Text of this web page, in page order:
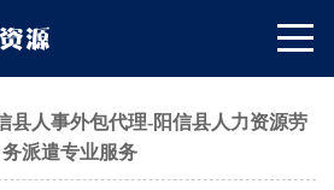
县人事外包代理-阳信县人力资源劳
务派遣专业服务